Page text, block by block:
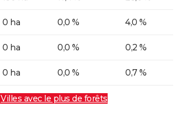
0 ha 0,0 % 4,0 %
0 ha 0,0 % 0,2 %
0 ha 0,0 % 0,7 %
Villes avec le plus de forêts